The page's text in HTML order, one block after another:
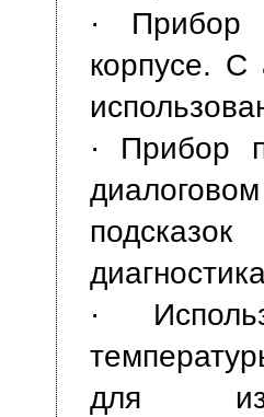
· Прибор
корпусе. С
· Прибор
·
для